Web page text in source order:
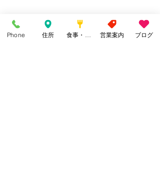
Phone 住所 営業案内 ブログ